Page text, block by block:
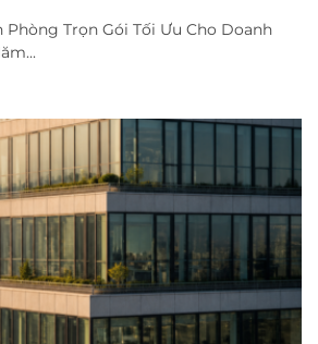
Phòng Trọn Gói Tối Ưu Cho Doanh